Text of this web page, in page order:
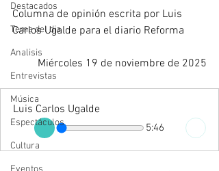
Destacados
Tema del dia
Analisis
Entrevistas
Música
Espectáculos
Cultura
Columna de opinión escrita por Luis
Carlos Ugalde para el diario Reforma
Miércoles 19 de noviembre de 2025
Luis Carlos Ugalde
5:46